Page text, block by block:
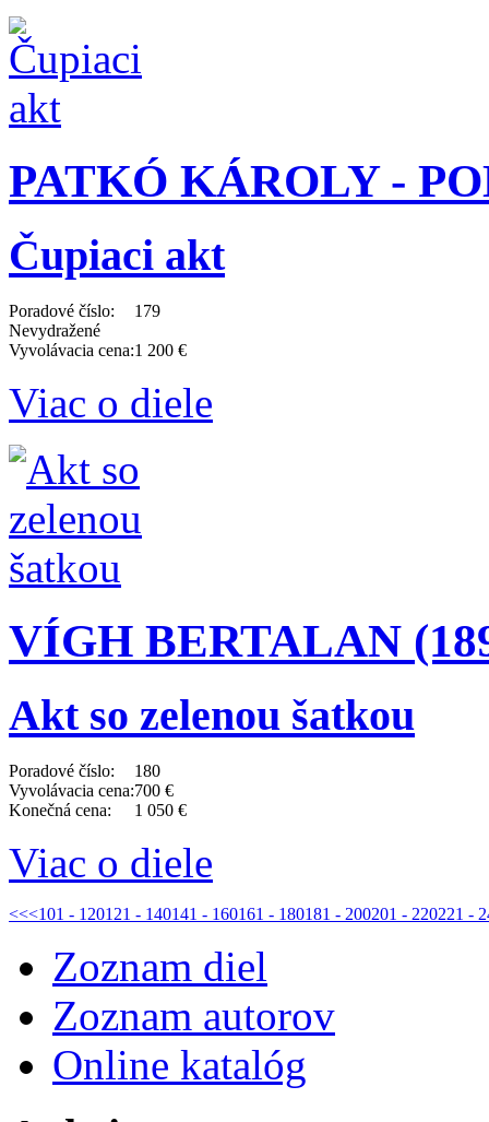
PATKÓ KÁROLY -
Čupiaci akt
Poradové číslo:
179
Nevydražené
Vyvolávacia cena:1 200 €
Viac o diele
VÍGH BERTALAN
Akt so zelenou šatkou
Poradové číslo:
180
Vyvolávacia cena:700 €
Konečná cena:
1 050 €
Viac o diele
<<<101 - 120121 - 140141 - 160161 - 180181 - 200201 - 220221 -
Zoznam diel
Zoznam autorov
Online katalóg